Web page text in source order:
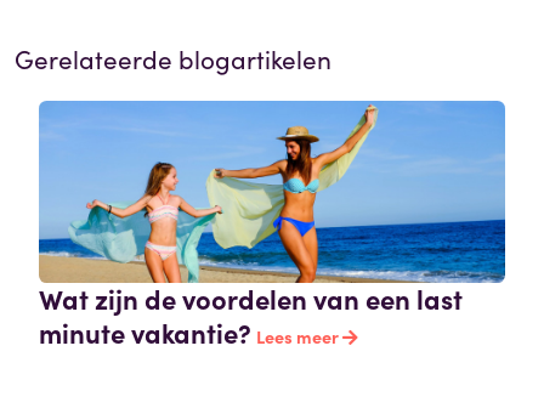
Gerelateerde blogartikelen
Wat zijn de voordelen van een last
minute vakantie? Lees meer